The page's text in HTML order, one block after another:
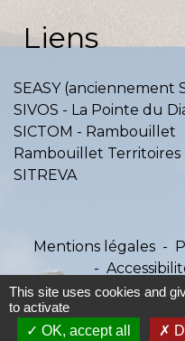
Liens
SEASY (anciennement
SIVOS - La Pointe du
SICTOM - Rambouillet
Rambouillet Territoires
SITREVA
Mentions légales -
-
Site créé en
This site uses cookies and
to activate
OK, accept all